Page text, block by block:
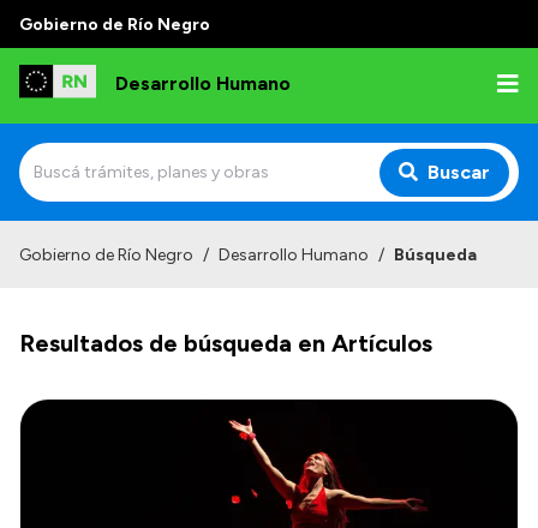
Gobierno de Río Negro
Desarrollo Humano
Buscar
Misión
Autoridades
Gobierno de Río Negro / Desarrollo Humano / Búsqueda
Resultados de búsqueda en Artículos